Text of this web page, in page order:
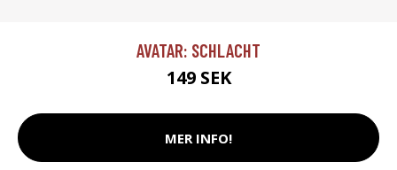
AVATAR: SCHLACHT
149 SEK
MER INFO!